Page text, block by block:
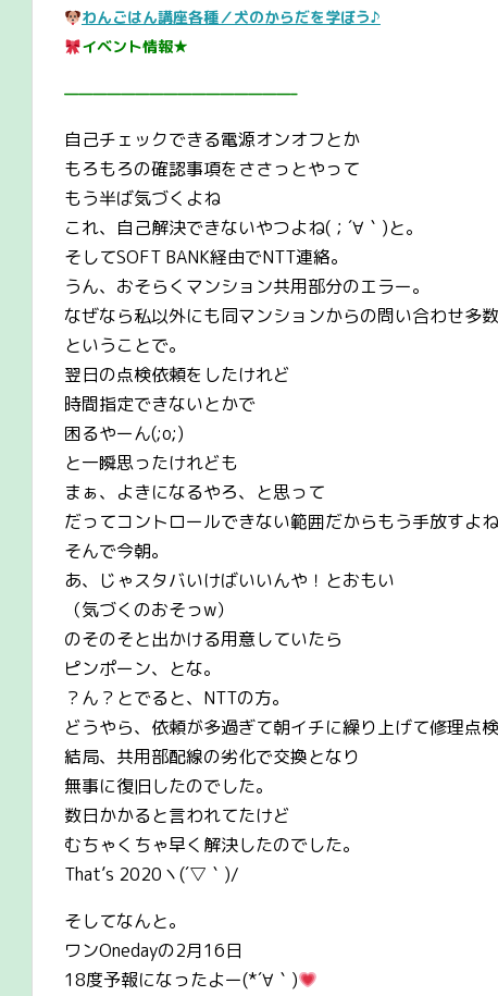
わんごはん講座各種／犬のからだを学ぼう♪
イベント情報★
————————————————–
自己チェックできる電源オンオフとか
もろもろの確認事項をささっとやって
もう半ば気づくよね
これ、自己解決できないやつよね(；´∀｀)と。
そしてSOFT BANK経由でNTT連絡。
うん、おそらくマンション共用部分のエラー。
なぜなら私以外にも同マンションからの問い合わせ多数
ということで。
翌日の点検依頼をしたけれど
時間指定できないとかで
困るやーん(;o;)
と一瞬思ったけれども
まぁ、よきになるやろ、と思って
だってコントロールできない範囲だからもう手放すよ
そんで今朝。
あ、じゃスタバいけばいいんや！とおもい
（気づくのおそっw）
のそのそと出かける用意していたら
ピンポーン、とな。
？ん？とでると、NTTの方。
どうやら、依頼が多過ぎて朝イチに繰り上げて修理点検
結局、共用部配線の劣化で交換となり
無事に復旧したのでした。
数日かかると言われてたけど
むちゃくちゃ早く解決したのでした。
That’s 2020ヽ(´▽｀)/
そしてなんと。
ワンOnedayの2月16日
18度予報になったよー(*´∀｀)